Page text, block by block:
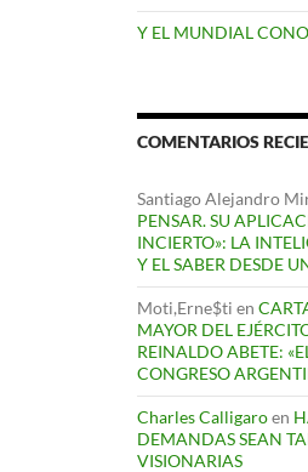
Y EL MUNDIAL
COMENTARIOS
Santiago Alejandro
PENSAR. SU
INCIERTO»: LA
Y EL SABER DESDE
Moti,Erne$ti en
MAYOR DEL
REINALDO ABETE:
CONGRESO
Charles Calligaroen
DEMANDAS SEAN
VISIONARIAS